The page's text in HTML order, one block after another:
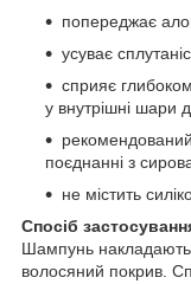
попереджає
усуває
сприяє
у внутрішні шари
поєднанні з
не містить
Спосіб
Шампунь
волосяний покрив.